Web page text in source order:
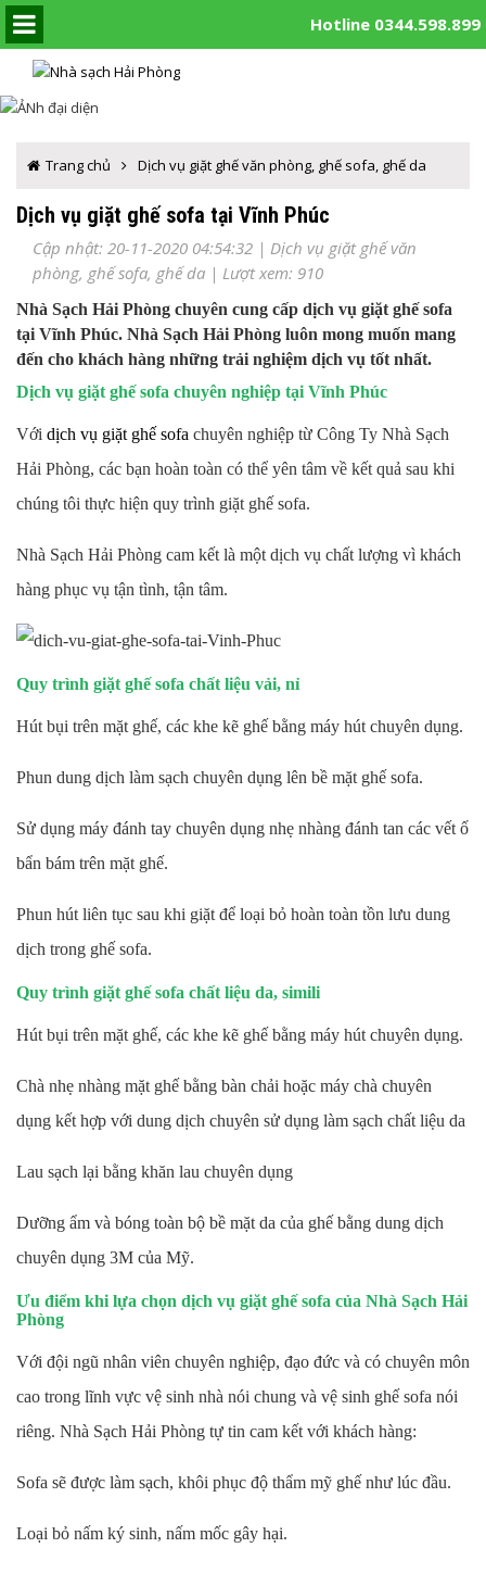
Hotline 0344.598.899
Trang chủ Dịch vụ giặt ghế văn phòng, ghế sofa, ghế da
Dịch vụ giặt ghế sofa tại Vĩnh Phúc
Cập nhật: 20-11-2020 04:54:32 | Dịch vụ giặt ghế văn
phòng, ghế sofa, ghế da | Lượt xem: 910
Nhà Sạch Hải Phòng chuyên cung cấp dịch vụ giặt ghế sofa
tại Vĩnh Phúc. Nhà Sạch Hải Phòng luôn mong muốn mang
đến cho khách hàng những trải nghiệm dịch vụ tốt nhất.
Dịch vụ giặt ghế sofa chuyên nghiệp tại Vĩnh Phúc
Với dịch vụ giặt ghế sofa chuyên nghiệp từ Công Ty Nhà Sạch
Hải Phòng, các bạn hoàn toàn có thể yên tâm về kết quả sau khi
chúng tôi thực hiện quy trình giặt ghế sofa.
Nhà Sạch Hải Phòng cam kết là một dịch vụ chất lượng vì khách
hàng phục vụ tận tình, tận tâm.
Quy trình giặt ghế sofa chất liệu vải, nỉ
Hút bụi trên mặt ghế, các khe kẽ ghế bằng máy hút chuyên dụng.
Phun dung dịch làm sạch chuyên dụng lên bề mặt ghế sofa.
Sử dụng máy đánh tay chuyên dụng nhẹ nhàng đánh tan các vết ố
bẩn bám trên mặt ghế.
Phun hút liên tục sau khi giặt để loại bỏ hoàn toàn tồn lưu dung
dịch trong ghế sofa.
Quy trình giặt ghế sofa chất liệu da, simili
Hút bụi trên mặt ghế, các khe kẽ ghế bằng máy hút chuyên dụng.
Chà nhẹ nhàng mặt ghế bằng bàn chải hoặc máy chà chuyên
dụng kết hợp với dung dịch chuyên sử dụng làm sạch chất liệu da
Lau sạch lại bằng khăn lau chuyên dụng
Dưỡng ẩm và bóng toàn bộ bề mặt da của ghế bằng dung dịch
chuyên dụng 3M của Mỹ.
Ưu điểm khi lựa chọn dịch vụ giặt ghế sofa của Nhà Sạch Hải
Phòng
Với đội ngũ nhân viên chuyên nghiệp, đạo đức và có chuyên môn
cao trong lĩnh vực vệ sinh nhà nói chung và vệ sinh ghế sofa nói
riêng. Nhà Sạch Hải Phòng tự tin cam kết với khách hàng:
Sofa sẽ được làm sạch, khôi phục độ thẩm mỹ ghế như lúc đầu.
Loại bỏ nấm ký sinh, nấm mốc gây hại.